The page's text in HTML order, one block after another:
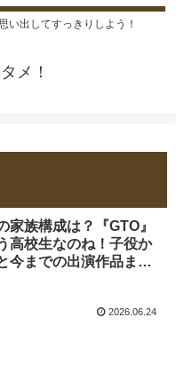
い出してすっきりしよう！
メ！
家族構成は？『GTO』
高校生なのね！子役か
今までの出演作品まと
2026.06.24